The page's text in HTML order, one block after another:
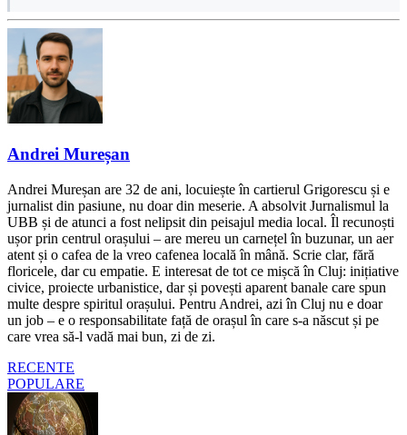
Andrei Mureșan
Andrei Mureșan are 32 de ani, locuiește în cartierul Grigorescu și e
jurnalist din pasiune, nu doar din meserie. A absolvit Jurnalismul la
UBB și de atunci a fost nelipsit din peisajul media local. Îl recunoști
ușor prin centrul orașului – are mereu un carnețel în buzunar, un aer
atent și o cafea de la vreo cafenea locală în mână. Scrie clar, fără
floricele, dar cu empatie. E interesat de tot ce mișcă în Cluj: inițiative
civice, proiecte urbanistice, dar și povești aparent banale care spun
multe despre spiritul orașului. Pentru Andrei, azi în Cluj nu e doar
un job – e o responsabilitate față de orașul în care s-a născut și pe
care vrea să-l vadă mai bun, zi de zi.
RECENTE
POPULARE